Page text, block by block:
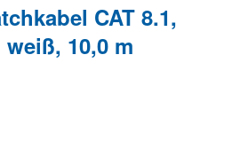
CAT 8.1,
weiß, 10,0 m